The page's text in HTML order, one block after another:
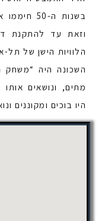
בשנות
וזאת עד להתקנת
הלוויות הישן של
השכונה היה “משחק
מתים, ונושאים
היו בוכים ומקוננים